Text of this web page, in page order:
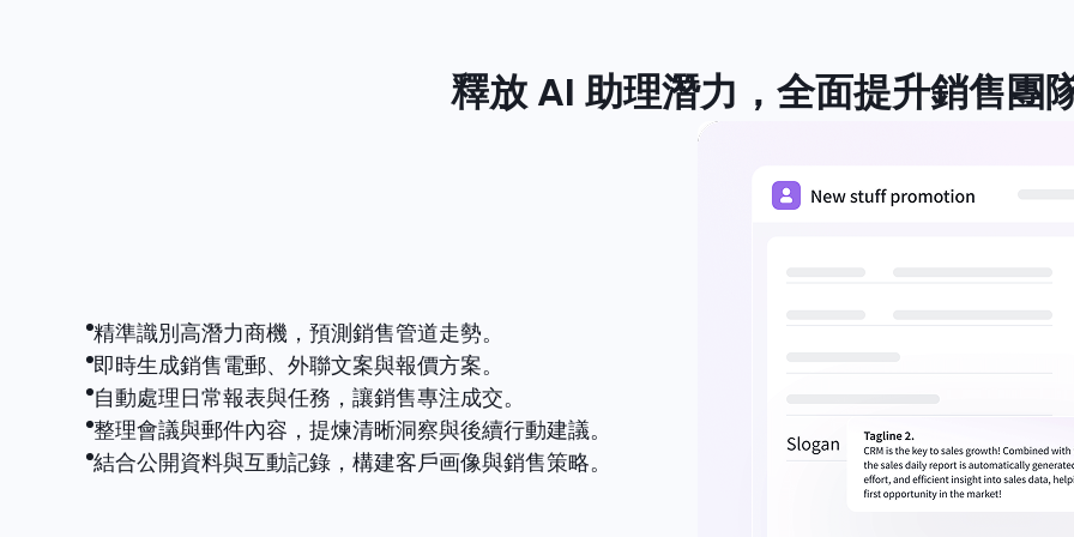
釋放 AI 助理潛力，全面提升銷售團
精準識別高潛力商機，預測銷售管道走勢。
即時生成銷售電郵、外聯文案與報價方案。
自動處理日常報表與任務，讓銷售專注成交。
整理會議與郵件內容，提煉清晰洞察與後續行動建議。
結合公開資料與互動記錄，構建客戶画像與銷售策略。